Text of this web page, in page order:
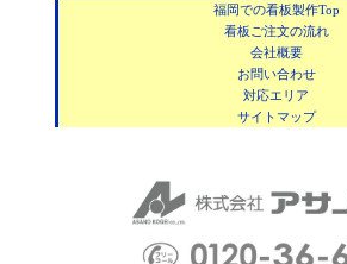
福岡での看板製作Top
看板ご注文の流れ
会社概要
お問い合わせ
対応エリア
サイトマップ